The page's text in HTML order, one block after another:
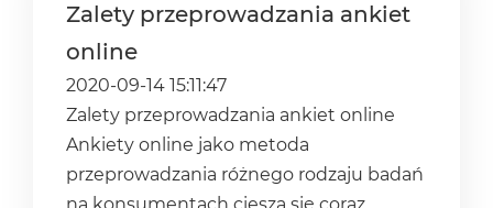
Zalety przeprowadzania ankiet
online
2020-09-14 15:11:47
Zalety przeprowadzania ankiet online
Ankiety online jako metoda
przeprowadzania różnego rodzaju badań